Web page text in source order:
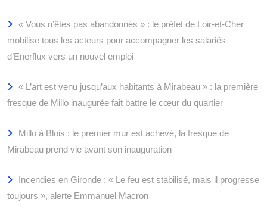
« Vous n’êtes pas abandonnés » : le préfet de Loir-et-Cher
mobilise tous les acteurs pour accompagner les salariés
d’Enerflux vers un nouvel emploi
« L’art est venu jusqu’aux habitants à Mirabeau » : la première
fresque de Millo inaugurée fait battre le cœur du quartier
Millo à Blois : le premier mur est achevé, la fresque de
Mirabeau prend vie avant son inauguration
Incendies en Gironde : « Le feu est stabilisé, mais il progresse
toujours », alerte Emmanuel Macron